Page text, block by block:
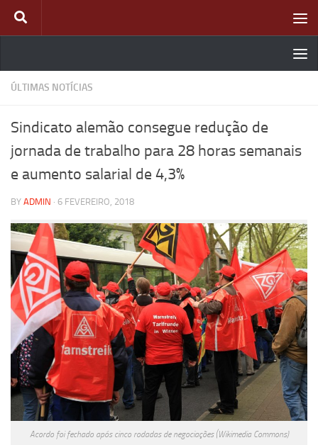
Skip to content
ÚLTIMAS NOTÍCIAS
Sindicato alemão consegue redução de
jornada de trabalho para 28 horas semanais
e aumento salarial de 4,3%
BY ADMIN · 6 FEVEREIRO, 2018
Acordo foi fechado após cinco rodadas de negociações (Wikimedia Commons)